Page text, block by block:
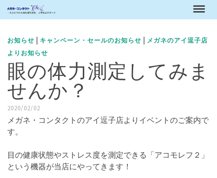
お知らせ | キャンペーン・セールのお知らせ | メガネのアイ逗子店
よりお知らせ
眼の体力測定してみま
せんか？
2020/02/02
メガネ・コンタクトのアイ逗子店よりイベントのご案内で
す。
目の健康状態やストレス度を測定できる「アコモレフ２」
という機器が当店にやってきます！